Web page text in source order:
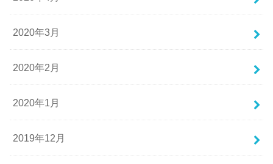
2020年3月
2020年2月
2020年1月
2019年12月